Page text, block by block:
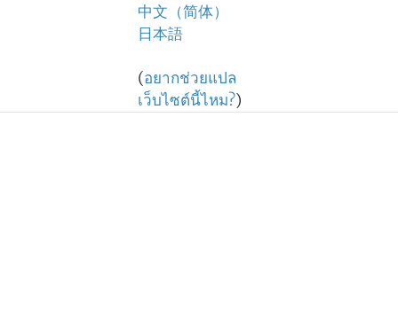
中文（简体）
日本語
(อยากช่วยแปล
เว็บไซต์นี้ไหม?)